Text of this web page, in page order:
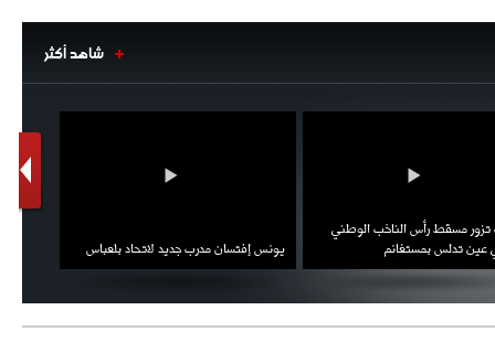
شاهد أكثر
12
تزور مسقط رأس الناخب الوطني
عين تدلس بمستغانم
يونس إفتسان مدرب جديد لاتحاد بلعباس